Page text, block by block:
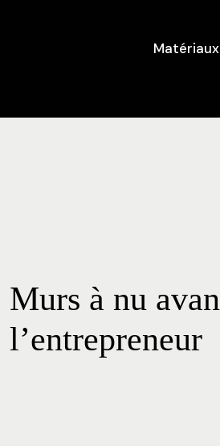
Murs à nu
l’entrepreneur